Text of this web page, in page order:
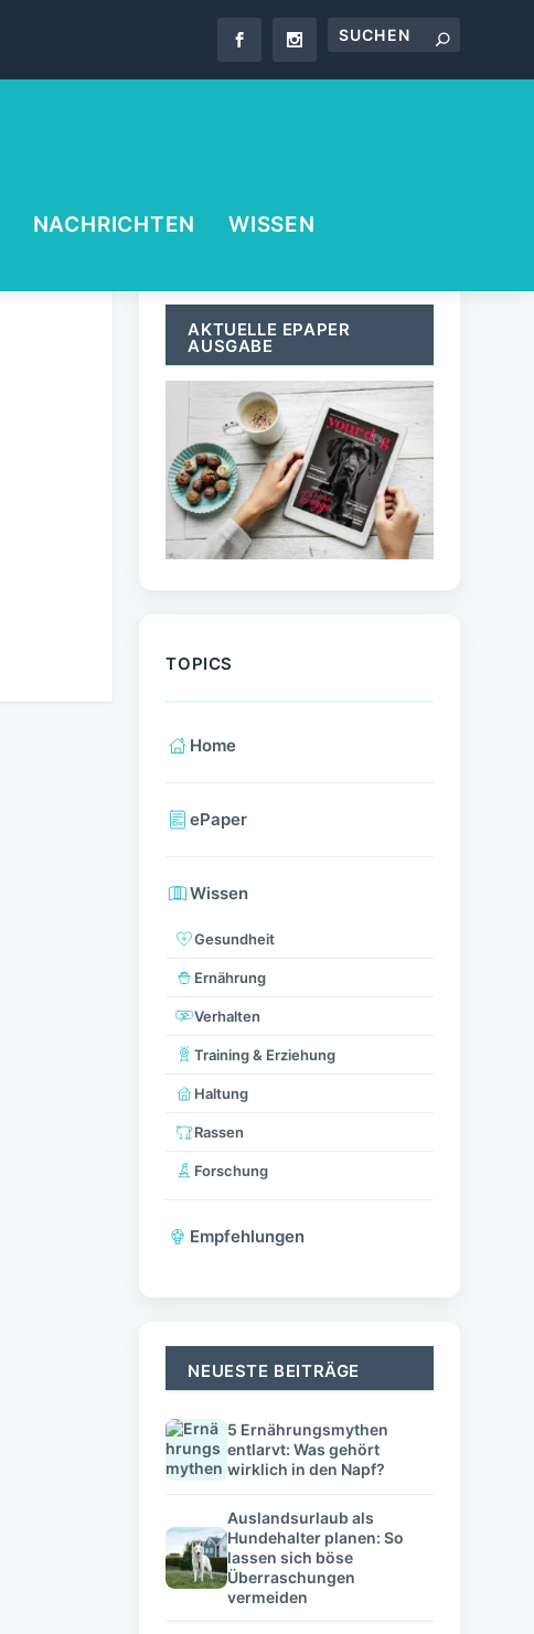
NACHRICHTEN WISSEN
AKTUELLE EPAPER
AUSGABE
TOPICS
Home
ePaper
Wissen
Gesundheit
Ernährung
Verhalten
Training & Erziehung
Haltung
Rassen
Forschung
Empfehlungen
NEUESTE BEITRÄGE
5 Ernährungsmythen
entlarvt: Was gehört
wirklich in den Napf?
Auslandsurlaub als
Hundehalter planen: So
lassen sich böse
Überraschungen
vermeiden